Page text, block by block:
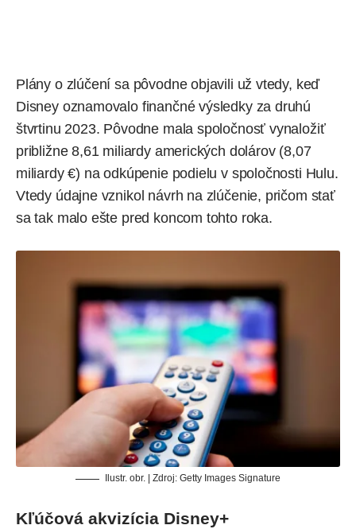
Plány o zlúčení sa pôvodne objavili už vtedy, keď
Disney oznamovalo finančné výsledky za druhú
štvrtinu 2023. Pôvodne mala spoločnosť vynaložiť
približne 8,61 miliardy amerických dolárov (8,07
miliardy €) na odkúpenie podielu v spoločnosti Hulu.
Vtedy údajne vznikol návrh na zlúčenie, pričom stať
sa tak malo ešte pred koncom tohto roka.
Ilustr. obr. | Zdroj: Getty Images Signature
Kľúčová akvizícia Disney+